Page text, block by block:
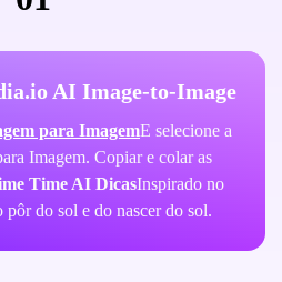
AI Image-to-Image
para ImagemE selecione a
Imagem. Copiar e colar as
Time AI DicasInspirado no
do sol e do nascer do sol.